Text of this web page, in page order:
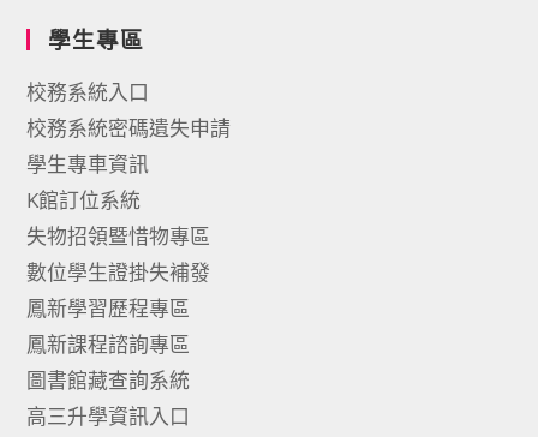
學生專區
校務系統入口
校務系統密碼遺失申請
學生專車資訊
K館訂位系統
失物招領暨惜物專區
數位學生證掛失補發
鳳新學習歷程專區
鳳新課程諮詢專區
圖書館藏查詢系統
高三升學資訊入口